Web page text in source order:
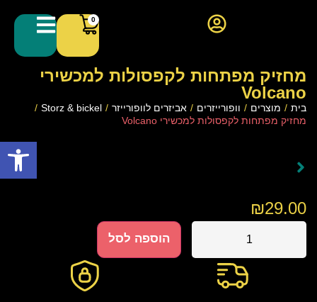
0
מחזיק מפתחות לקפסולות למכשירי
Volcano
בית / מוצרים / וופורייזרים / אביזרים לוופורייזר /
Storz & bickel
/
מחזיק מפתחות לקפסולות למכשירי Volcano
₪29.00
הוספה לסל
פתח